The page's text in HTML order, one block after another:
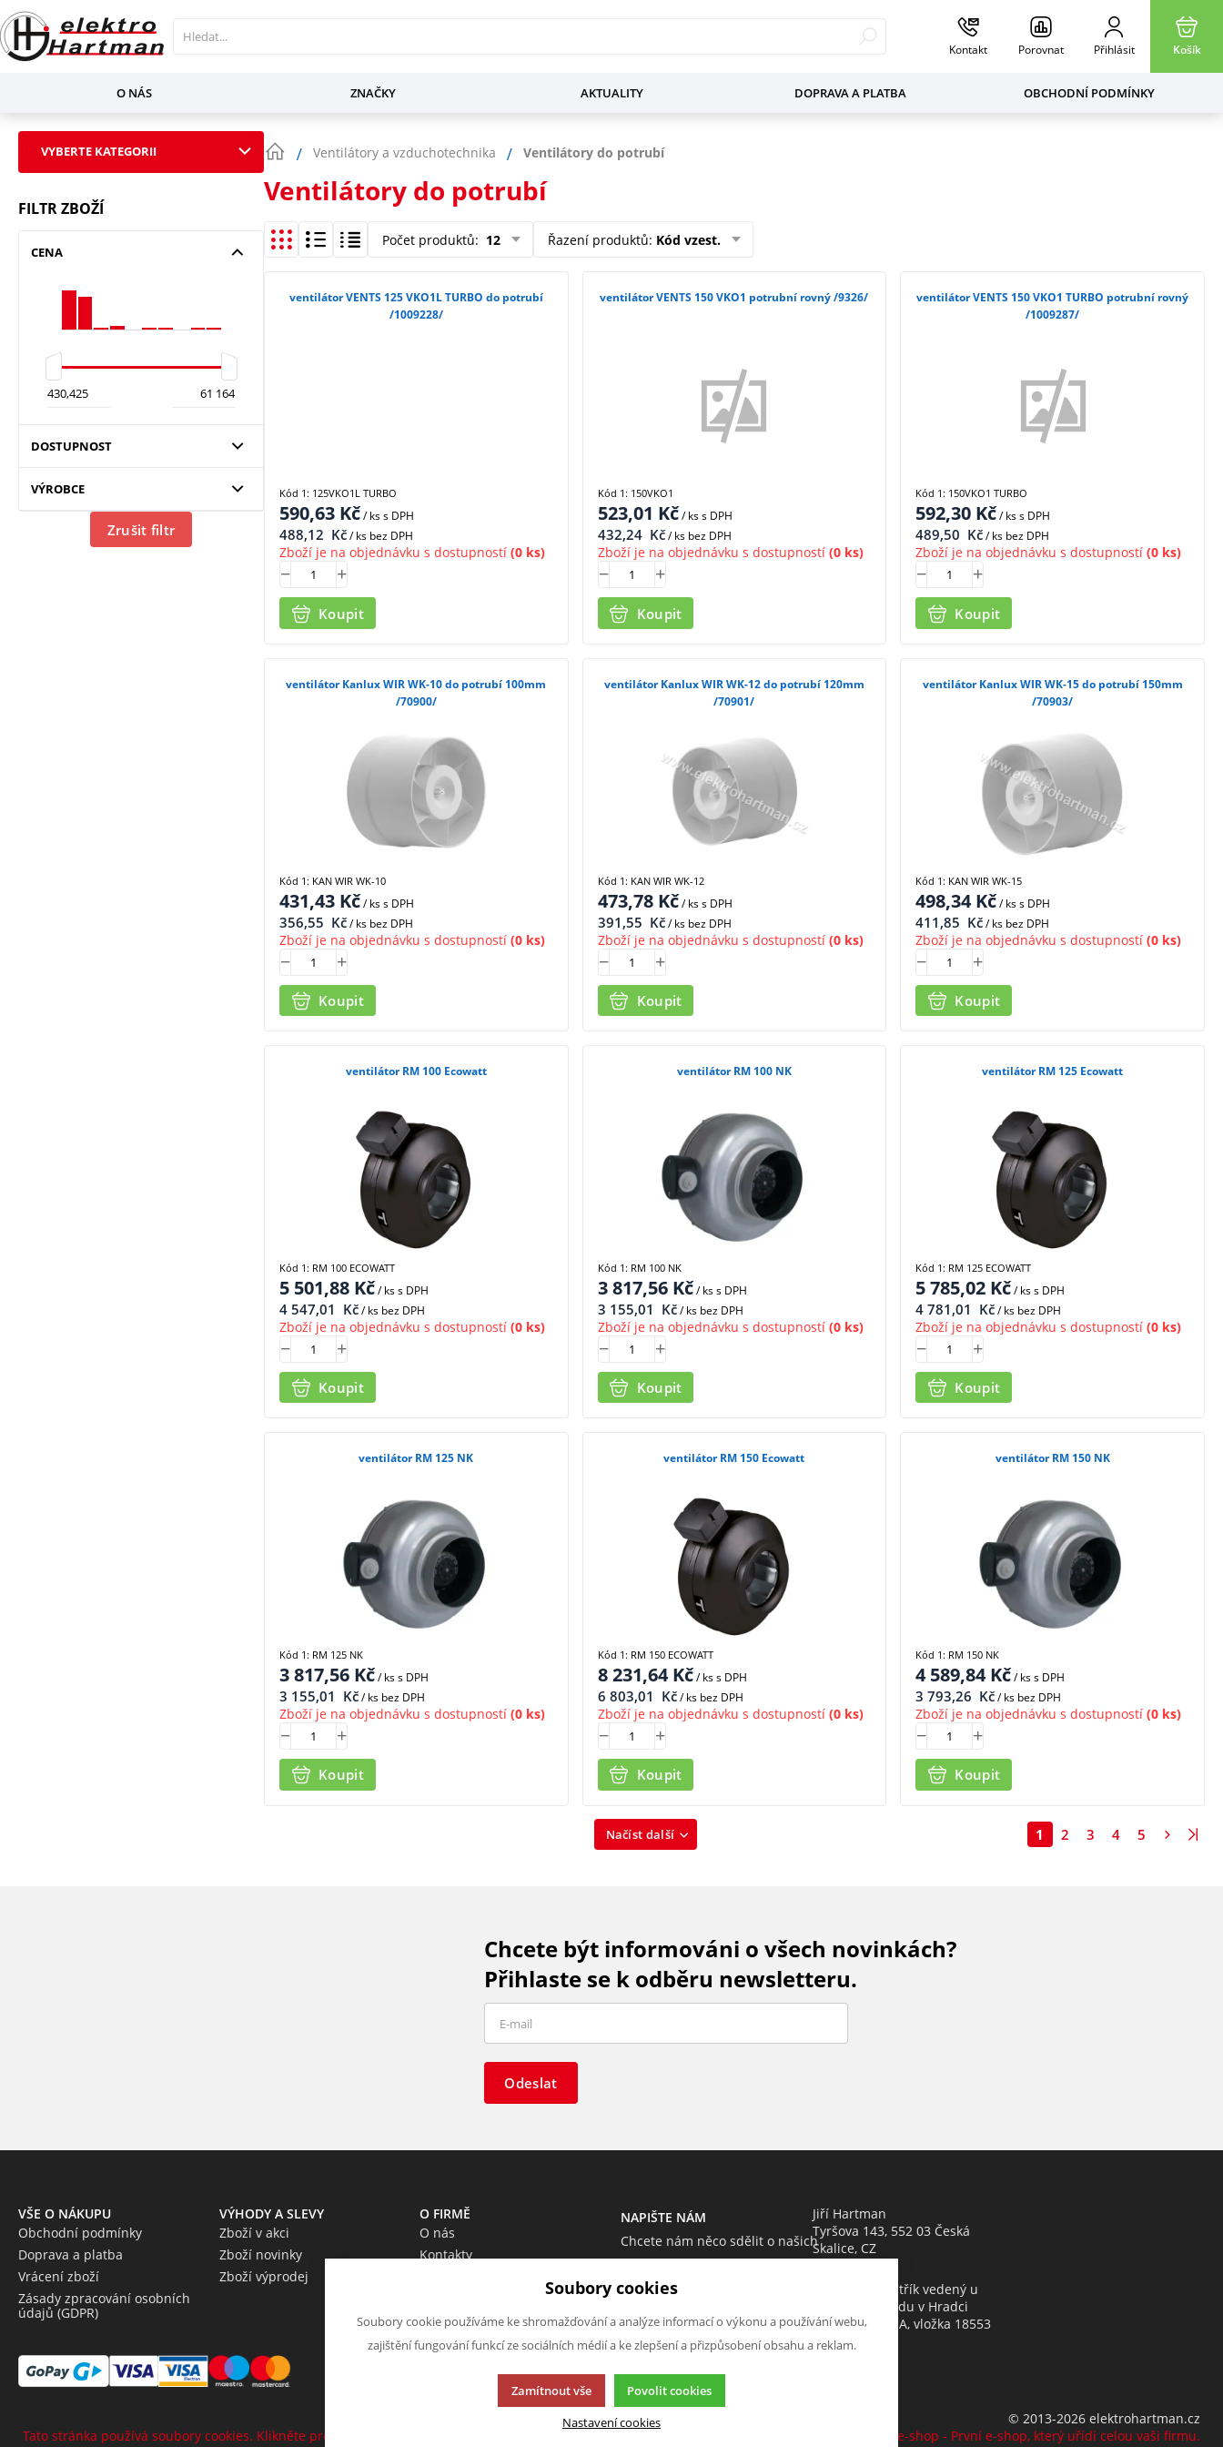
Kontakt Porovnat Přihlásit Košík
O NÁS ZNAČKY AKTUALITY DOPRAVA A PLATBA OBCHODNÍ PODMÍNKY
VYBERTE KATEGORII
FILTR ZBOŽÍ
CENA
DOSTUPNOST
VÝROBCE
Zrušit filtr
Ventilátory a vzduchotechnika Ventilátory do potrubí
Ventilátory do potrubí
Počet produktů: 12 Řazení produktů: Kód vzest.
ventilátor VENTS 125 VKO1L TURBO do potrubí
/1009228/
590,63 Kč/ kss DPH
488,12 Kč/ ks bez DPH
Zboží je na objednávku s dostupností (0 ks)
Koupit
Kód 1: 125VKO1L TURBO
ventilátor VENTS 150 VKO1 potrubní rovný /9326/
523,01 Kč/ kss DPH
432,24 Kč/ ks bez DPH
Zboží je na objednávku s dostupností(0 ks)
Koupit
Kód 1: 150VKO1
ventilátor VENTS 150 VKO1 TURBO potrubní rovný
/1009287/
592,30 Kč/ kss DPH
489,50 Kč/ ks bez DPH
Zboží je na objednávku s dostupností (0 ks)
Koupit
Kód 1: 150VKO1 TURBO
ventilátor Kanlux WIR WK-10 do potrubí 100mm
/70900/
431,43 Kč/ kss DPH
356,55 Kč/ ks bez DPH
Zboží je na objednávku s dostupností (0 ks)
Koupit
Kód 1: KAN WIR WK-10
ventilátor Kanlux WIR WK-12 do potrubí 120mm
/70901/
473,78Kč/ kss DPH
391,55 Kč/ ks bez DPH
Zboží je na objednávku s dostupností(0 ks)
Koupit
Kód 1: KAN WIR WK-12
ventilátor Kanlux WIR WK-15 do potrubí 150mm
/70903/
498,34Kč/ kss DPH
411,85 Kč/ ks bez DPH
Zboží je na objednávku s dostupností (0 ks)
Koupit
Kód 1: KAN WIR WK-15
ventilátor RM 100 Ecowatt
5 501,88 Kč/ kss DPH
4 547,01 Kč/ ks bez DPH
Zboží je na objednávku s dostupností (0 ks)
Koupit
Kód 1: RM 100 ECOWATT
ventilátor RM 100 NK
3 817,56Kč/ kss DPH
3 155,01 Kč/ ks bez DPH
Zboží je na objednávku s dostupností(0 ks)
Koupit
Kód 1: RM 100 NK
ventilátor RM 125 Ecowatt
5 785,02 Kč/ kss DPH
4 781,01 Kč/ ks bez DPH
Zboží je na objednávku s dostupností (0 ks)
Koupit
Kód 1: RM 125 ECOWATT
ventilátor RM 125 NK
3 817,56 Kč/ kss DPH
3 155,01 Kč/ ks bez DPH
Zboží je na objednávku s dostupností (0 ks)
Koupit
Kód 1: RM 125 NK
ventilátor RM 150 Ecowatt
8 231,64Kč/ kss DPH
6 803,01 Kč/ ks bez DPH
Zboží je na objednávku s dostupností(0 ks)
Koupit
Kód 1: RM 150 ECOWATT
ventilátor RM 150 NK
4 589,84Kč/ kss DPH
3 793,26 Kč/ ks bez DPH
Zboží je na objednávku s dostupností (0 ks)
Koupit
Kód 1: RM 150 NK
Načíst další 1 2 3 4 5
Chcete být informováni o všech novinkách?
Přihlaste se k odběru newsletteru.
Odeslat
VŠE O NÁKUPU
Obchodní podmínky
Doprava a platba
Vrácení zboží
Zásady zpracování osobních
údajů (GDPR)
VÝHODY A SLEVY
Zboží v akci
Zboží novinky
Zboží výprodej
O FIRMĚ
O nás
Kontakty
NAPIŠTE NÁM
Chcete nám něco sdělit o našich
Neváhejte napsat.
Chci napsat zprávu
Jiří Hartman
Tyršova 143, 552 03 Česká
Skalice, CZ
Obchodní rejstřík vedený u
Krajského soudu v Hradci
Králové, oddíl A, vložka 18553
Tato stránka používá soubory cookies. Klikněte pro více informací.
© 2013-2026 elektrohartman.cz
K2 e-shop - První e-shop, který uřídí celou vaši firmu.
Soubory cookies
Soubory cookie používáme ke shromažďování a analýze informací o výkonu a používání webu,
zajištění fungování funkcí ze sociálních médií a ke zlepšení a přizpůsobení obsahu a reklam.
Zamítnout vše Povolit cookies
Nastavení cookies